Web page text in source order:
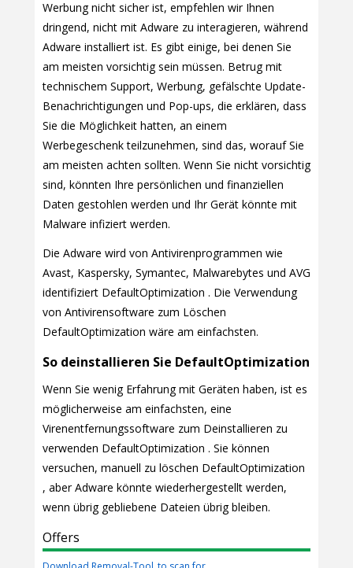
Werbung nicht sicher ist, empfehlen wir Ihnen
dringend, nicht mit Adware zu interagieren, während
Adware installiert ist. Es gibt einige, bei denen Sie
am meisten vorsichtig sein müssen. Betrug mit
technischem Support, Werbung, gefälschte Update-
Benachrichtigungen und Pop-ups, die erklären, dass
Sie die Möglichkeit hatten, an einem
Werbegeschenk teilzunehmen, sind das, worauf Sie
am meisten achten sollten. Wenn Sie nicht vorsichtig
sind, könnten Ihre persönlichen und finanziellen
Daten gestohlen werden und Ihr Gerät könnte mit
Malware infiziert werden.
Die Adware wird von Antivirenprogrammen wie
Avast, Kaspersky, Symantec, Malwarebytes und AVG
identifiziert DefaultOptimization . Die Verwendung
von Antivirensoftware zum Löschen
DefaultOptimization wäre am einfachsten.
So deinstallieren Sie DefaultOptimization
Wenn Sie wenig Erfahrung mit Geräten haben, ist es
möglicherweise am einfachsten, eine
Virenentfernungssoftware zum Deinstallieren zu
verwenden DefaultOptimization . Sie können
versuchen, manuell zu löschen DefaultOptimization
, aber Adware könnte wiederhergestellt werden,
wenn übrig gebliebene Dateien übrig bleiben.
Offers